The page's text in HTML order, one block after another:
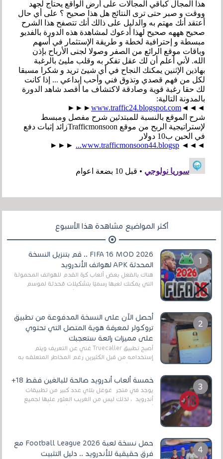
أكثر المواضيع مشاهدة هذا الأسبوع
FIFA 16 MOD 2026 .. قم بتنزيل النسخة
المحدثة APK لهواتف الأندرويد
هناك بالفعل بعض ألعاب كرة القدم للهواتف المحمولة
التي يمكنك لعبها رسميًا بتشكيلات مُحدثة لموسم
أحصل الآن على النسخة المدفوعة من تطبيق
تروكولر لمعرفة هوية المتصل التي تحتوي
على مميزات رائعة ستعجبك
أصبح تطبيق Truecaller غني عن التعريف ويتم
إستخدامه من قبل الكثيرين رغم المخاطر المتعلقه به
خمسة ألعاب أندرويد صالحة للبالغين فقط 18+
يوجد في متجر غوغل بلاي عدد كبير من تطبيقات
أندرويد ، لذلك ليس من الغريب العثور عليها لجميع
حمل نسخة لعبة Football League 2026 مع
فرق حقيقية للأندرويد .. دليل التثبيت